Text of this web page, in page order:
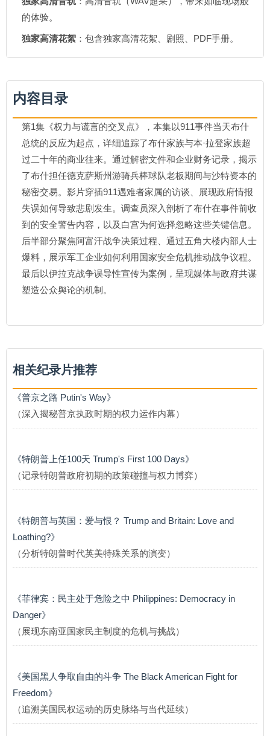
的体验。
独家高清花絮 ：包含独家高清花絮、剧照、PDF手册。
内容目录
第1集《权力与谎言的交叉点》，本集以911事件当天布什
总统的反应为起点，详细追踪了布什家族与本·拉登家族超
过二十年的商业往来。通过解密文件和企业财务记录，揭示
了布什担任德克萨斯州游骑兵棒球队老板期间与沙特资本的
秘密交易。影片穿插911遇难者家属的访谈、展现政府情报
失误如何导致悲剧发生。调查员深入剖析了布什在事件前收
到的安全警告内容，以及白宫为何选择忽略这些关键信息。
后半部分聚焦阿富汗战争决策过程、通过五角大楼内部人士
爆料，展示军工企业如何利用国家安全危机推动战争议程。
最后以伊拉克战争误导性宣传为案例，呈现媒体与政府共谋
塑造公众舆论的机制。
相关纪录片推荐
《普京之路 Putin's Way》
（深入揭秘普京执政时期的权力运作内幕）
《特朗普上任100天 Trump's First 100 Days》
（记录特朗普政府初期的政策碰撞与权力博弈）
《特朗普与英国：爱与恨？ Trump and Britain: Love and
Loathing?》
（分析特朗普时代英美特殊关系的演变）
《菲律宾：民主处于危险之中 Philippines: Democracy in
Danger》
（展现东南亚国家民主制度的危机与挑战）
《美国黑人争取自由的斗争 The Black American Fight for
Freedom》
（追溯美国民权运动的历史脉络与当代延续）